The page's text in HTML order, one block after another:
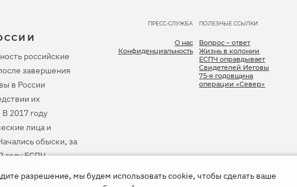
российские
завершения
в России
их
2017 году
лица и
обыски, за
году ЕСПЧ
причиненный
ПРЕСС-СЛУЖБА
О нас
Конфиденциальность
ПОЛЕЗНЫЕ ССЫЛКИ
Вопрос – ответ
Жизнь в колонии
ЕСПЧ оправдывает
Свидетелей Иеговы
75-я годовщина
операции «Север»
разрешение, мы будем использовать cookie, чтобы сделать ваше